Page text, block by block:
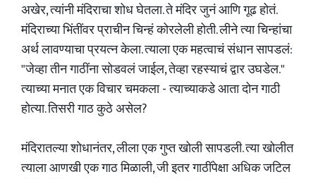
अखेर, त्यांनी मंदिराचा शोध घेतला. ते मंदिर जुनं आणि गूढ होतं.
मंदिराच्या भिंतींवर प्राचीन चिन्हं कोरलेली होती. लीने त्या चिन्हांचा
अर्थ लावण्याचा प्रयत्न केला. त्याला एक महत्वाचं संधान सापडलं:
"जेव्हा तीन गाठींना सोडवलं जाईल, तेव्हा रहस्याचं द्वार उघडेल."
त्याच्या मनात एक विचार चमकला - त्याच्याकडे आता दोन गाठी
होत्या. तिसरी गाठ कुठे असेल?
मंदिरातल्या शोधानंतर, लीला एक गुप्त खोली सापडली. त्या खोलीत
त्याला आणखी एक गाठ मिळाली, जी इतर गाठींपेक्षा अधिक जटिल